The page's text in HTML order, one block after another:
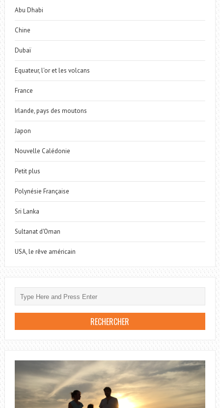
Abu Dhabi
Chine
Dubaï
Equateur, l'or et les volcans
France
Irlande, pays des moutons
Japon
Nouvelle Calédonie
Petit plus
Polynésie Française
Sri Lanka
Sultanat d'Oman
USA, le rêve américain